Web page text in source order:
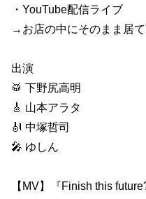
・YouTube配信ライブ
→お店の中にそのまま居
出演
🥁 下野尻高明
🎸 山本アラタ
🎻 中塚哲司
🎤 ゆしん
【MV】『Finish this